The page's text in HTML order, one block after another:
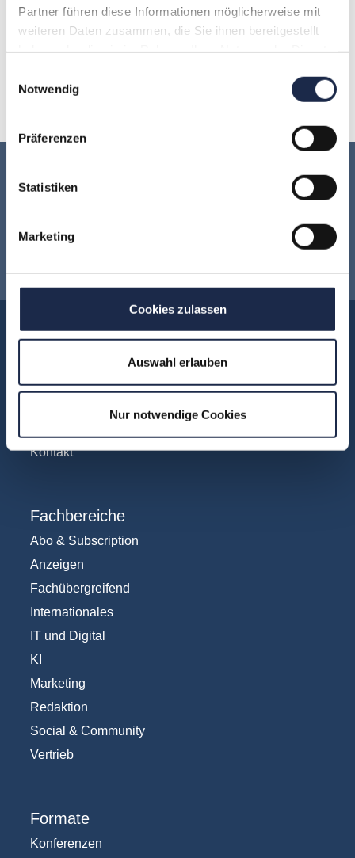
Partner führen diese Informationen möglicherweise mit
weiteren Daten zusammen, die Sie ihnen bereitgestellt
Notwendig
Präferenzen
Statistiken
Marketing
Cookies zulassen
Auswahl erlauben
Nur notwendige Cookies
Keine Veranstaltung mehr verpassen:
MVFP Akademie
Akademie
FAQ
Kontakt
Fachbereiche
Abo & Subscription
Anzeigen
Fachübergreifend
Internationales
IT und Digital
KI
Marketing
Redaktion
Social & Community
Vertrieb
Formate
Konferenzen